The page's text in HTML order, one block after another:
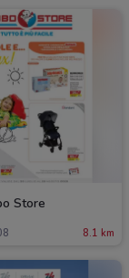
Store
8.1 km